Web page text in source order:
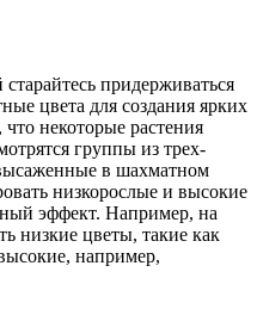
придерживаться
цвета для создания ярких
некоторые растения
группы из трех-
в шахматном
низкорослые и высокие
эффект. Например, на
низкие цветы, такие как
например,